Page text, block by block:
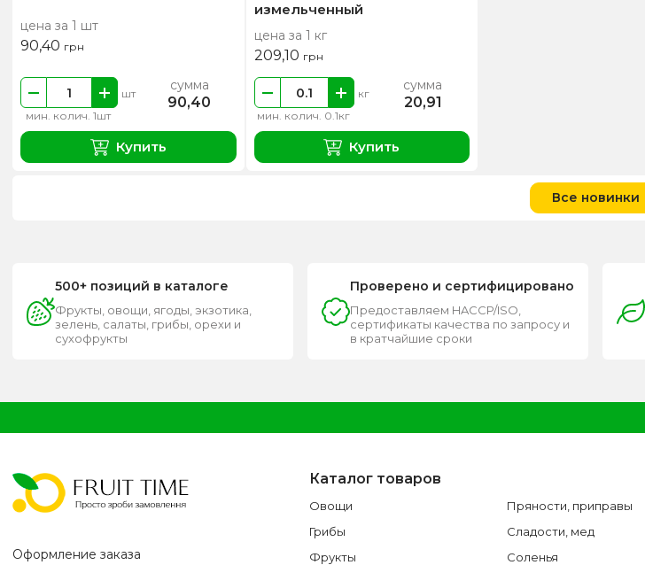
цена за 1 шт
90,40 грн
мин. колич. 1шт
шт сумма
90,40
Купить
измельченный
цена за 1 кг
209,10 грн
мин. колич. 0.1кг
кг сумма
20,91
Купить
Все новинки
500+ позиций в каталоге
Фрукты, овощи, ягоды, экзотика,
зелень, салаты, грибы, орехи и
сухофрукты
Проверено и сертифицировано
Предоставляем HACCP/ISO,
сертификаты качества по запросу и
в кратчайшие сроки
Оформление заказа
Каталог товаров
Овощи
Грибы
Фрукты
Пряности, приправы
Сладости, мед
Соленья